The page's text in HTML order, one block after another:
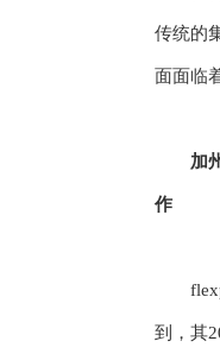
传统的
面面临
加
作
到，其